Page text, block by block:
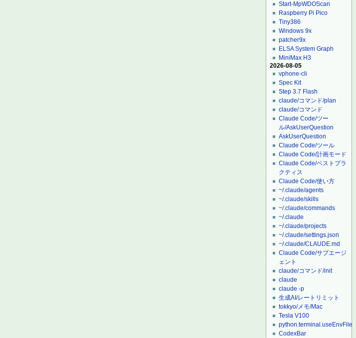
Start-MpWDOScan
Raspberry Pi Pico
Tiny386
Windows 9x
patcher9x
ELSA System Graph
MiniMax H3
2026-08-05
vphone-cli
Spec Kit
Step 3.7 Flash
claude/コマンド/plan
claude/コマンド
Claude Code/ツー
ル/AskUserQuestion
AskUserQuestion
Claude Code/ツール
Claude Code/計画モード
Claude Code/ベストプラ
クティス
Claude Code/使い方
~/.claude/agents
~/.claude/skills
~/.claude/commands
~/.claude
~/.claude/projects
~/.claude/settings.json
~/.claude/CLAUDE.md
Claude Code/サブエージ
ェント
claude/コマンド/init
claude
claude -p
生成AI/レートリミット
tokkyo/メモ/Mac
Tesla V100
python.terminal.useEnvFile
CodexBar